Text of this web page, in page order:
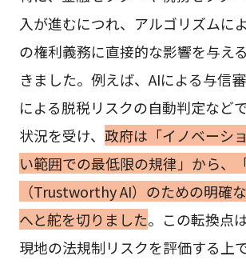
入が進むにつれ、アルゴリズムに
の権利義務に直接的な影響を与え
きました。例えば、AIによる与信
による脱税リスクの自動判定など
状況を受け、 政府は「イノベーシ
い範囲での最低限の規律」から、
（Trustworthy AI）のための明確
へと舵を切りました。この転換点
現地の法規制リスクを評価する上